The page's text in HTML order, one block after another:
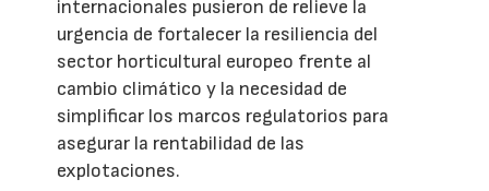
internacionales pusieron de relieve la
urgencia de fortalecer la resiliencia del
sector horticultural europeo frente al
cambio climático y la necesidad de
simplificar los marcos regulatorios para
asegurar la rentabilidad de las
explotaciones.